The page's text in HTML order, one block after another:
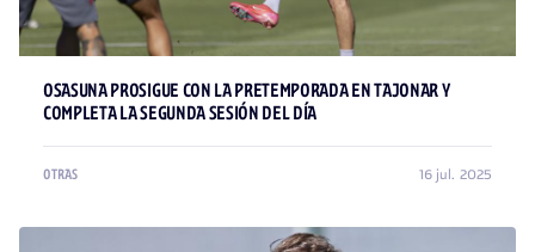
OSASUNA PROSIGUE CON LA PRETEMPORADA EN TAJONAR Y
COMPLETA LA SEGUNDA SESIÓN DEL DÍA
OTRAS 16 jul. 2025